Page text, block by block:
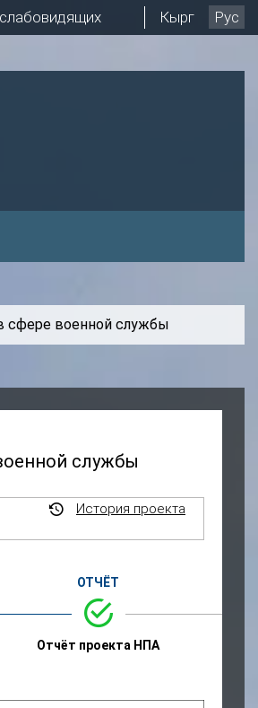
Кырг Рус
сфере военной службы
службы
История проекта
ОТЧЁТ
Отчёт проекта НПА